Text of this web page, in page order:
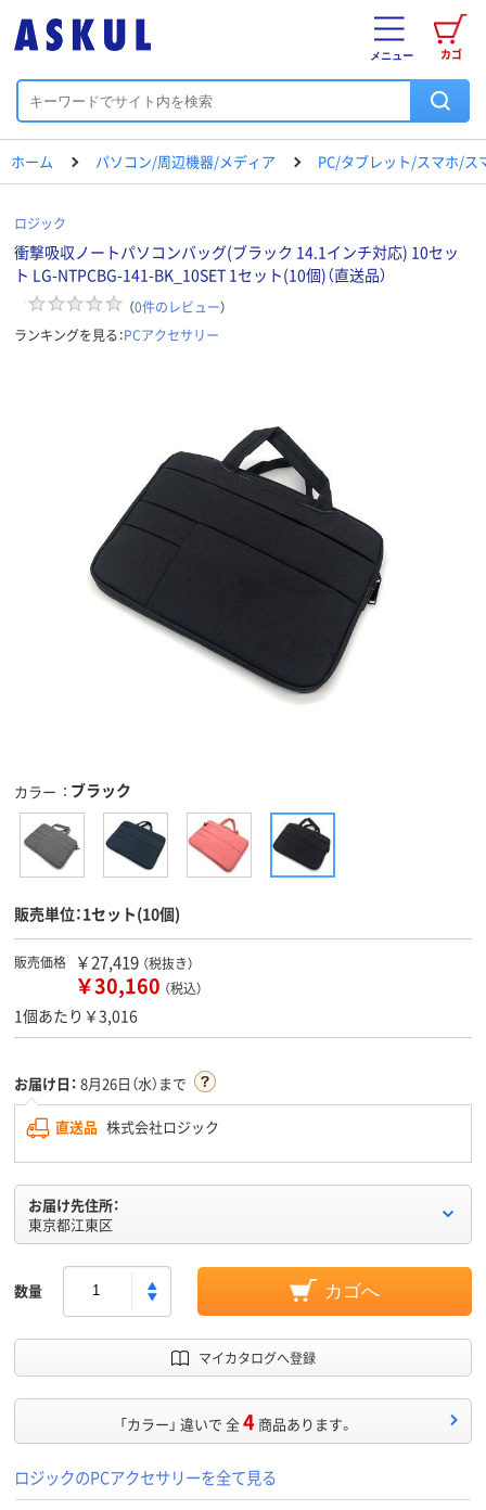
カゴ
メニュー
ホーム パソコン/周辺機器/メディア PC/タブレット/スマホ/ス
ロジック
衝撃吸収ノートパソコンバッグ(ブラック 14.1インチ対応) 10セッ
ト LG-NTPCBG-141-BK_10SET 1セット(10個)（直送品）
（0件のレビュー）
ランキングを見る：PCアクセサリー
カラー ブラック
販売単位：1セット(10個)
販売価格 ￥27,419 （税抜き）
￥30,160 （税込）
1個あたり￥3,016
お届け日： 8月26日（水）まで
直送品 株式会社ロジック
お届け先住所：
東京都江東区
数量 カゴへ
マイカタログへ登録
「カラー」 違いで 全4 商品あります。
ロジックのPCアクセサリーを全て見る